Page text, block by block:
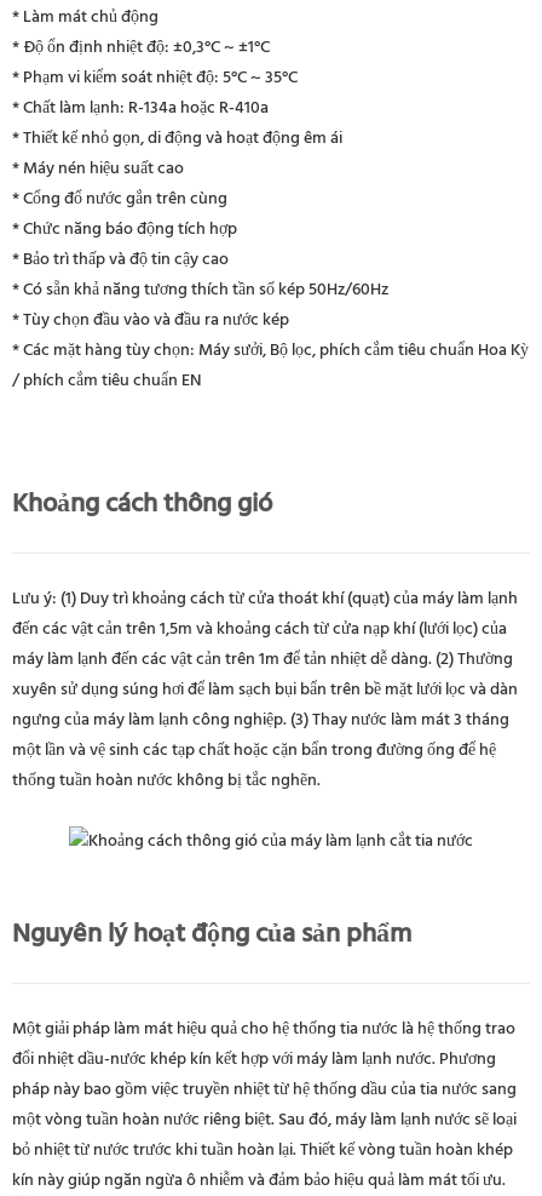
* Làm mát chủ động
* Độ ổn định nhiệt độ: ±0,3°C ~ ±1°C
* Phạm vi kiểm soát nhiệt độ: 5°C ~ 35°C
* Chất làm lạnh: R-134a hoặc R-410a
* Thiết kế nhỏ gọn, di động và hoạt động êm ái
* Máy nén hiệu suất cao
* Cổng đổ nước gắn trên cùng
* Chức năng báo động tích hợp
* Bảo trì thấp và độ tin cậy cao
* Có sẵn khả năng tương thích tần số kép 50Hz/60Hz
* Tùy chọn đầu vào và đầu ra nước kép
* Các mặt hàng tùy chọn: Máy sưởi, Bộ lọc, phích cắm tiêu chuẩn Hoa Kỳ
/ phích cắm tiêu chuẩn EN
Khoảng cách thông gió
Lưu ý: (1) Duy trì khoảng cách từ cửa thoát khí (quạt) của máy làm lạnh
đến các vật cản trên 1,5m và khoảng cách từ cửa nạp khí (lưới lọc) của
máy làm lạnh đến các vật cản trên 1m để tản nhiệt dễ dàng. (2) Thường
xuyên sử dụng súng hơi để làm sạch bụi bẩn trên bề mặt lưới lọc và dàn
ngưng của máy làm lạnh công nghiệp. (3) Thay nước làm mát 3 tháng
một lần và vệ sinh các tạp chất hoặc cặn bẩn trong đường ống để hệ
thống tuần hoàn nước không bị tắc nghẽn.
Nguyên lý hoạt động của sản phẩm
Một giải pháp làm mát hiệu quả cho hệ thống tia nước là hệ thống trao
đổi nhiệt dầu-nước khép kín kết hợp với máy làm lạnh nước. Phương
pháp này bao gồm việc truyền nhiệt từ hệ thống dầu của tia nước sang
một vòng tuần hoàn nước riêng biệt. Sau đó, máy làm lạnh nước sẽ loại
bỏ nhiệt từ nước trước khi tuần hoàn lại. Thiết kế vòng tuần hoàn khép
kín này giúp ngăn ngừa ô nhiễm và đảm bảo hiệu quả làm mát tối ưu.